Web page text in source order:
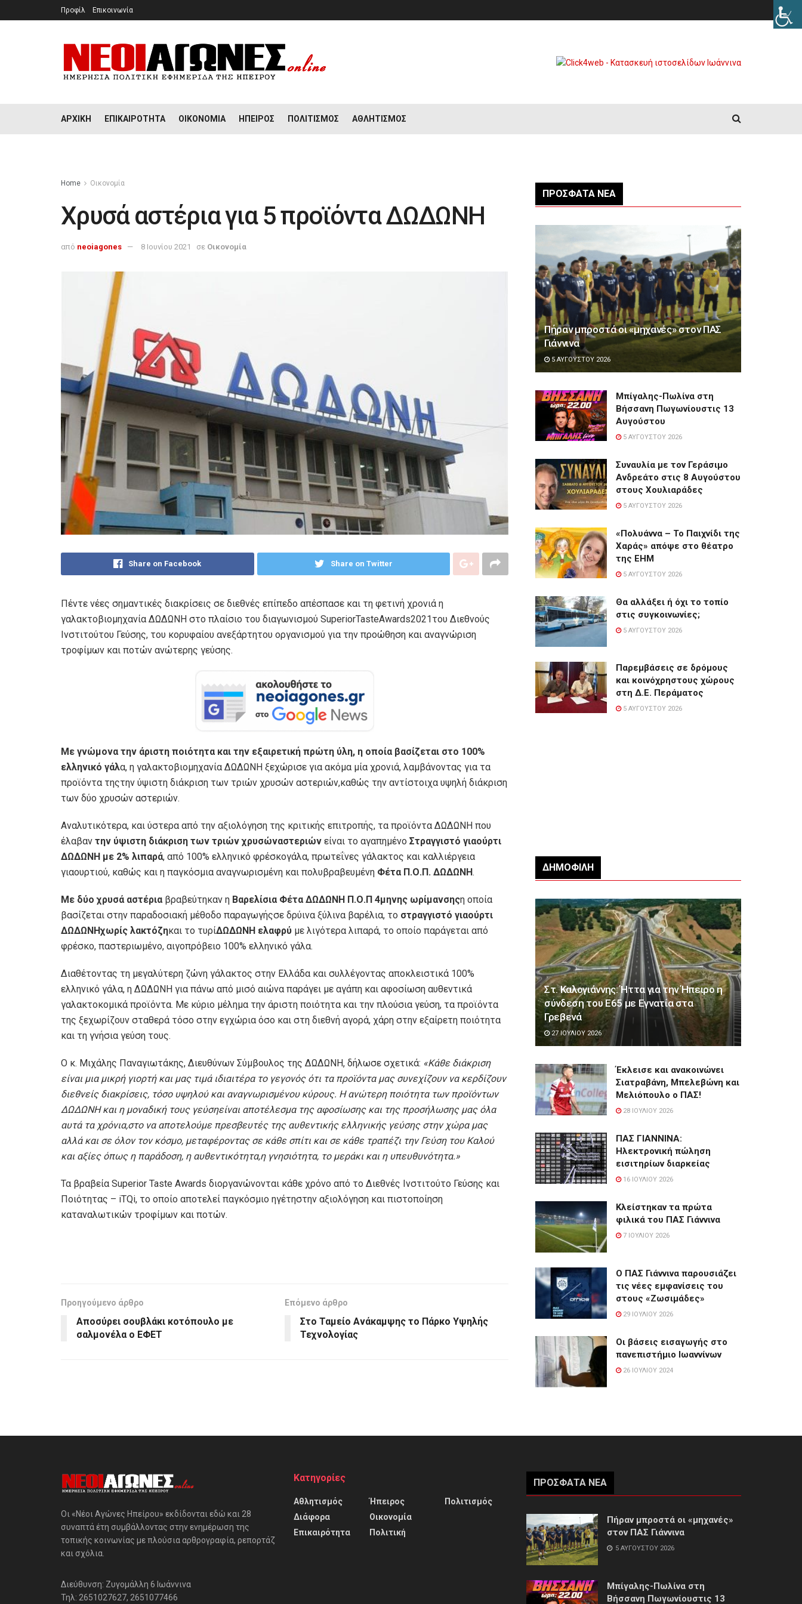
Προφίλ Επικοινωνία
ΑΡΧΙΚΉ ΕΠΙΚΑΙΡΌΤΗΤΑ ΟΙΚΟΝΟΜΊΑ ΉΠΕΙΡΟΣ ΠΟΛΙΤΙΣΜΌΣ ΑΘΛΗΤΙΣΜΌΣ
Home Οικονομία
Χρυσά αστέρια για 5 προϊόντα ΔΩΔΩΝΗ
από neoiagones 8 Ιουνίου 2021 σε Οικονομία
Share on Facebook Share on Twitter
Πέντε νέες σημαντικές διακρίσεις σε διεθνές επίπεδο απέσπασε και τη φετινή χρονιά η
γαλακτοβιομηχανία ΔΩΔΩΝΗ στο πλαίσιο του διαγωνισμού SuperiorTasteAwards2021του Διεθνούς
Ινστιτούτου Γεύσης, του κορυφαίου ανεξάρτητου οργανισμού για την προώθηση και αναγνώριση
τροφίμων και ποτών ανώτερης γεύσης.
Με γνώμονα την άριστη ποιότητα και την εξαιρετική πρώτη ύλη, η οποία βασίζεται στο 100%
ελληνικό γάλα, η γαλακτοβιομηχανία ΔΩΔΩΝΗ ξεχώρισε για ακόμα μία χρονιά, λαμβάνοντας για τα
προϊόντα τηςτην ύψιστη διάκριση των τριών χρυσών αστεριών,καθώς την αντίστοιχα υψηλή διάκριση
των δύο χρυσών αστεριών.
Αναλυτικότερα, και ύστερα από την αξιολόγηση της κριτικής επιτροπής, τα προϊόντα ΔΩΔΩΝΗ που
έλαβαν την ύψιστη διάκριση των τριών χρυσώναστεριών είναι το αγαπημένο Στραγγιστό γιαούρτι
ΔΩΔΩΝΗ με 2% λιπαρά, από 100% ελληνικό φρέσκογάλα, πρωτεΐνες γάλακτος και καλλιέργεια
γιαουρτιού, καθώς και η παγκόσμια αναγνωρισμένη και πολυβραβευμένη Φέτα Π.Ο.Π. ΔΩΔΩΝΗ.
Με δύο χρυσά αστέρια βραβεύτηκαν η Βαρελίσια Φέτα ΔΩΔΩΝΗ Π.Ο.Π 4μηνης ωρίμανσηςη οποία
βασίζεται στην παραδοσιακή μέθοδο παραγωγήςσε δρύινα ξύλινα βαρέλια, το στραγγιστό γιαούρτι
ΔΩΔΩΝΗχωρίς λακτόζηκαι το τυρίΔΩΔΩΝΗ ελαφρύ με λιγότερα λιπαρά, το οποίο παράγεται από
φρέσκο, παστεριωμένο, αιγοπρόβειο 100% ελληνικό γάλα.
Διαθέτοντας τη μεγαλύτερη ζώνη γάλακτος στην Ελλάδα και συλλέγοντας αποκλειστικά 100%
ελληνικό γάλα, η ΔΩΔΩΝΗ για πάνω από μισό αιώνα παράγει με αγάπη και αφοσίωση αυθεντικά
γαλακτοκομικά προϊόντα. Με κύριο μέλημα την άριστη ποιότητα και την πλούσια γεύση, τα προϊόντα
της ξεχωρίζουν σταθερά τόσο στην εγχώρια όσο και στη διεθνή αγορά, χάρη στην εξαίρετη ποιότητα
και τη γνήσια γεύση τους.
Ο κ. Μιχάλης Παναγιωτάκης, Διευθύνων Σύμβουλος της ΔΩΔΩΝΗ, δήλωσε σχετικά: «Κάθε διάκριση
είναι μια μικρή γιορτή και μας τιμά ιδιαιτέρα το γεγονός ότι τα προϊόντα μας συνεχίζουν να κερδίζουν
διεθνείς διακρίσεις, τόσο υψηλού και αναγνωρισμένου κύρους. Η ανώτερη ποιότητα των προϊόντων
ΔΩΔΩΝΗ και η μοναδική τους γεύσηείναι αποτέλεσμα της αφοσίωσης και της προσήλωσης μας όλα
αυτά τα χρόνια,στο να αποτελούμε πρεσβευτές της αυθεντικής ελληνικής γεύσης στην χώρα μας
αλλά και σε όλον τον κόσμο, μεταφέροντας σε κάθε σπίτι και σε κάθε τραπέζι την Γεύση του Καλού
και αξίες όπως η παράδοση, η αυθεντικότητα,η γνησιότητα, το μεράκι και η υπευθυνότητα.»
Τα βραβεία Superior Taste Awards διοργανώνονται κάθε χρόνο από το Διεθνές Ινστιτούτο Γεύσης και
Ποιότητας – iTQi, το οποίο αποτελεί παγκόσμιο ηγέτηστην αξιολόγηση και πιστοποίηση
καταναλωτικών τροφίμων και ποτών.
Προηγούμενο άρθρο
Αποσύρει σουβλάκι κοτόπουλο με
σαλμονέλα ο ΕΦΕΤ
Επόμενο άρθρο
Στο Ταμείο Ανάκαμψης το Πάρκο Υψηλής
Τεχνολογίας
ΠΡΌΣΦΑΤΑ ΝΈΑ
Πήραν μπροστά οι «μηχανές» στον ΠΑΣ
Γιάννινα
5 ΑΥΓΟΎΣΤΟΥ 2026
Μπίγαλης-Πωλίνα στη
Βήσσανη Πωγωνίουστις 13
Αυγούστου
5 ΑΥΓΟΎΣΤΟΥ 2026
Συναυλία με τον Γεράσιμο
Ανδρεάτο στις 8 Αυγούστου
στους Χουλιαράδες
5 ΑΥΓΟΎΣΤΟΥ 2026
«Πολυάννα – Το Παιχνίδι της
Χαράς» απόψε στο θέατρο
της ΕΗΜ
5 ΑΥΓΟΎΣΤΟΥ 2026
Θα αλλάξει ή όχι το τοπίο
στις συγκοινωνίες;
5 ΑΥΓΟΎΣΤΟΥ 2026
Παρεμβάσεις σε δρόμους
και κοινόχρηστους χώρους
στη Δ.Ε. Περάματος
5 ΑΥΓΟΎΣΤΟΥ 2026
ΔΗΜΟΦΙΛΉ
Στ. Καλογιάννης: Ήττα για την Ήπειρο η
σύνδεση του Ε65 με Εγνατία στα
Γρεβενά
27 ΙΟΥΛΊΟΥ 2026
Έκλεισε και ανακοινώνει
Σιατραβάνη, Μπελεβώνη και
Μελιόπουλο ο ΠΑΣ!
28 ΙΟΥΛΊΟΥ 2026
ΠΑΣ ΓΙΑΝΝΙΝΑ:
Hλεκτρονική πώληση
εισιτηρίων διαρκείας
16 ΙΟΥΛΊΟΥ 2026
Κλείστηκαν τα πρώτα
φιλικά του ΠΑΣ Γιάννινα
7 ΙΟΥΛΊΟΥ 2026
Ο ΠΑΣ Γιάννινα παρουσιάζει
τις νέες εμφανίσεις του
στους «Ζωσιμάδες»
29 ΙΟΥΛΊΟΥ 2026
Οι βάσεις εισαγωγής στο
πανεπιστήμιο Ιωαννίνων
26 ΙΟΥΛΊΟΥ 2024
Οι «Νέοι Αγώνες Ηπείρου» εκδίδονται εδώ και 28
συναπτά έτη συμβάλλοντας στην ενημέρωση της
τοπικής κοινωνίας με πλούσια αρθρογραφία, ρεπορτάζ
και σχόλια.
Διεύθυνση: Ζυγομάλλη 6 Ιωάννινα
Τηλ: 2651027627, 2651077466
Κατηγορίες
Αθλητισμός
Διάφορα
Επικαιρότητα
Ήπειρος
Οικονομία
Πολιτική
Πολιτισμός
ΠΡΌΣΦΑΤΑ ΝΈΑ
Πήραν μπροστά οι «μηχανές»
στον ΠΑΣ Γιάννινα
5 ΑΥΓΟΎΣΤΟΥ 2026
Μπίγαλης-Πωλίνα στη
Βήσσανη Πωγωνίουστις 13